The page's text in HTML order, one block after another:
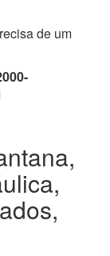
de um